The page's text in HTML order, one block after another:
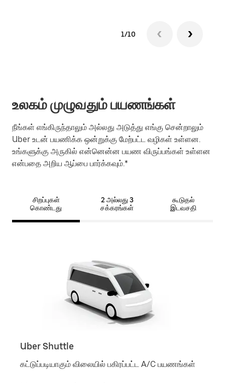
1/10
உலகம் முழுவதும் பயணங்கள்
நீங்கள் எங்கிருந்தாலும் அல்லது அடுத்து எங்கு சென்றாலும்
Uber உடன் பயணிக்க ஒன்றுக்கு மேற்பட்ட வழிகள் உள்ளன.
உங்களுக்கு அருகில் என்னென்ன பயண விருப்பங்கள் உள்ளன
என்பதை அறிய ஆப்பை பார்க்கவும்.*
சிறப்புகள்
கொண்டது
2 அல்லது 3
சக்கரங்கள்
கூடுதல்
இடவசதி
Uber Shuttle
கட்டுப்படியாகும் விலையில் பகிரப்பட்ட A/C பயணங்கள்